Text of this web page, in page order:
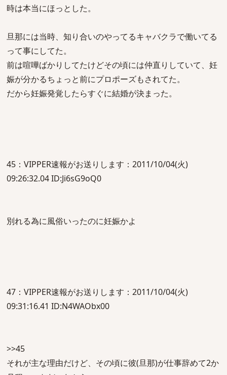
時は本当にほっとした。
旦那には当時、知り合いのやってるキャバクラで働いてる
って事にしてた。
前は喧嘩ばかりしてたけどその頃には仲直りしていて、妊
娠が分かるちょっと前にプロポーズもされてた。
だから妊娠発覚したらすぐに結婚が決まった。
45：VIPPER速報がお送りします：2011/10/04(火)
09:26:32.04 ID:Ji6sG9oQ0
別れる為に風俗いったのに妊娠かよ
47：VIPPER速報がお送りします：2011/10/04(火)
09:31:16.41 ID:N4WAObx00
>>45
それが主な理由だけど、その頃に彼(旦那)が仕事辞めて2か